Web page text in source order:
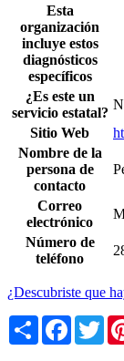
Esta
organización
incluye estos
diagnósticos
específicos
¿Es este un
servicio estatal?
Sitio Web
Nombre de la
persona de
contacto
Correo
electrónico
Número de
teléfono
¿Descubriste que
Share